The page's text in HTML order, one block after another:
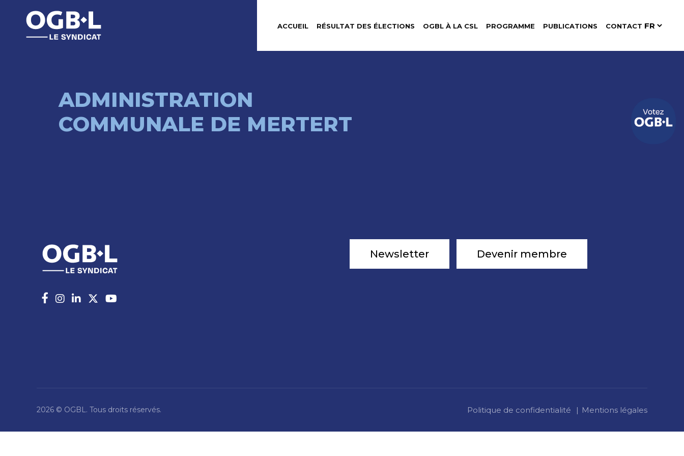
ACCUEIL RÉSULTAT DES ÉLECTIONS OGBL À LA CSL PROGRAMME PUBLICATIONS CONTACT
ADMINISTRATION
COMMUNALE DE MERTERT
Newsletter Devenir membre
Politique de confidentialité Mentions légales
2026 © OGBL. Tous droits réservés.